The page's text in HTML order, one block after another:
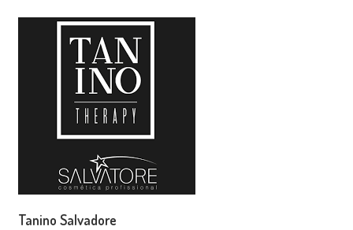
Tanino Salvadore